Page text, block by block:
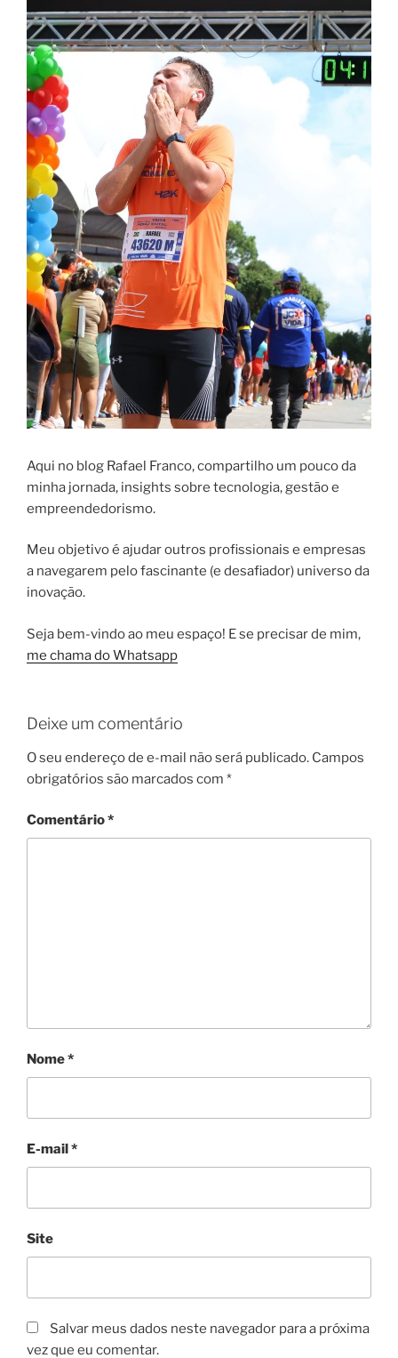
Aqui no blog Rafael Franco, compartilho um pouco da
minha jornada, insights sobre tecnologia, gestão e
empreendedorismo.
Meu objetivo é ajudar outros profissionais e empresas
a navegarem pelo fascinante (e desafiador) universo da
inovação.
Seja bem-vindo ao meu espaço! E se precisar de mim,
me chama do Whatsapp
Deixe um comentário
O seu endereço de e-mail não será publicado. Campos
obrigatórios são marcados com *
Comentário*
Nome*
E-mail*
Site
Salvar meus dados neste navegador para a próxima
vez que eu comentar.